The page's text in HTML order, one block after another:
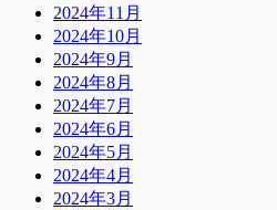
2024年11月
2024年10月
2024年9月
2024年8月
2024年7月
2024年6月
2024年5月
2024年4月
2024年3月